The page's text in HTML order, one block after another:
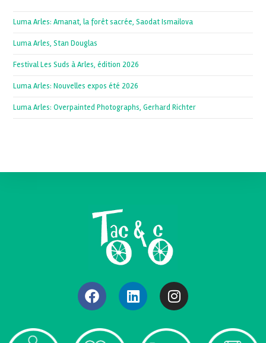
Luma Arles: Amanat, la forêt sacrée, Saodat Ismailova
Luma Arles, Stan Douglas
Festival Les Suds à Arles, édition 2026
Luma Arles: Nouvelles expos été 2026
Luma Arles: Overpainted Photographs, Gerhard Richter